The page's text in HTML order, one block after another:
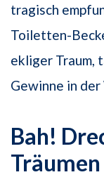
tragisch
Toiletten-
ekliger Traum,
Gewinne in der
Bah!
Träumen